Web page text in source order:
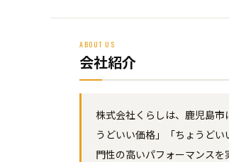
ABOUT US
会社紹介
株式会社くらしは、鹿児島
うどいい価格」「ちょうど
門性の高いパフォーマンス